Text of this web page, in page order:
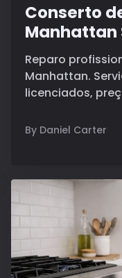
Conserto
Manhattan
Reparo
Manhattan.
licenciados,
By Daniel Carter